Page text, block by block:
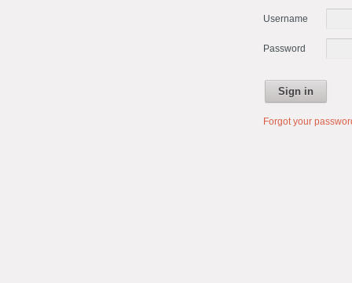
Username
Password
Sign in
Forgot your